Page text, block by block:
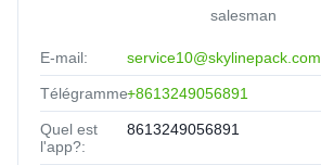
salesman
E-mail: service10@skylinepack.com
Télégramme:+8613249056891
Quel est
l'app?:
8613249056891